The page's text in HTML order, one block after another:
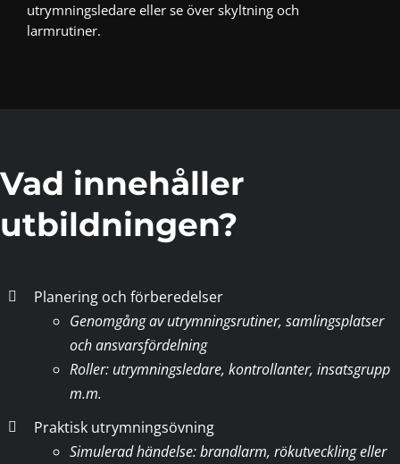
utrymningsledare eller se över skyltning och
larmrutiner.
Vad innehåller
utbildningen?
Planering och förberedelser
Genomgång av utrymningsrutiner, samlingsplatser
och ansvarsfördelning
Roller: utrymningsledare, kontrollanter, insatsgrupp
m.m.
Praktisk utrymningsövning
Simulerad händelse: brandlarm, rökutveckling eller